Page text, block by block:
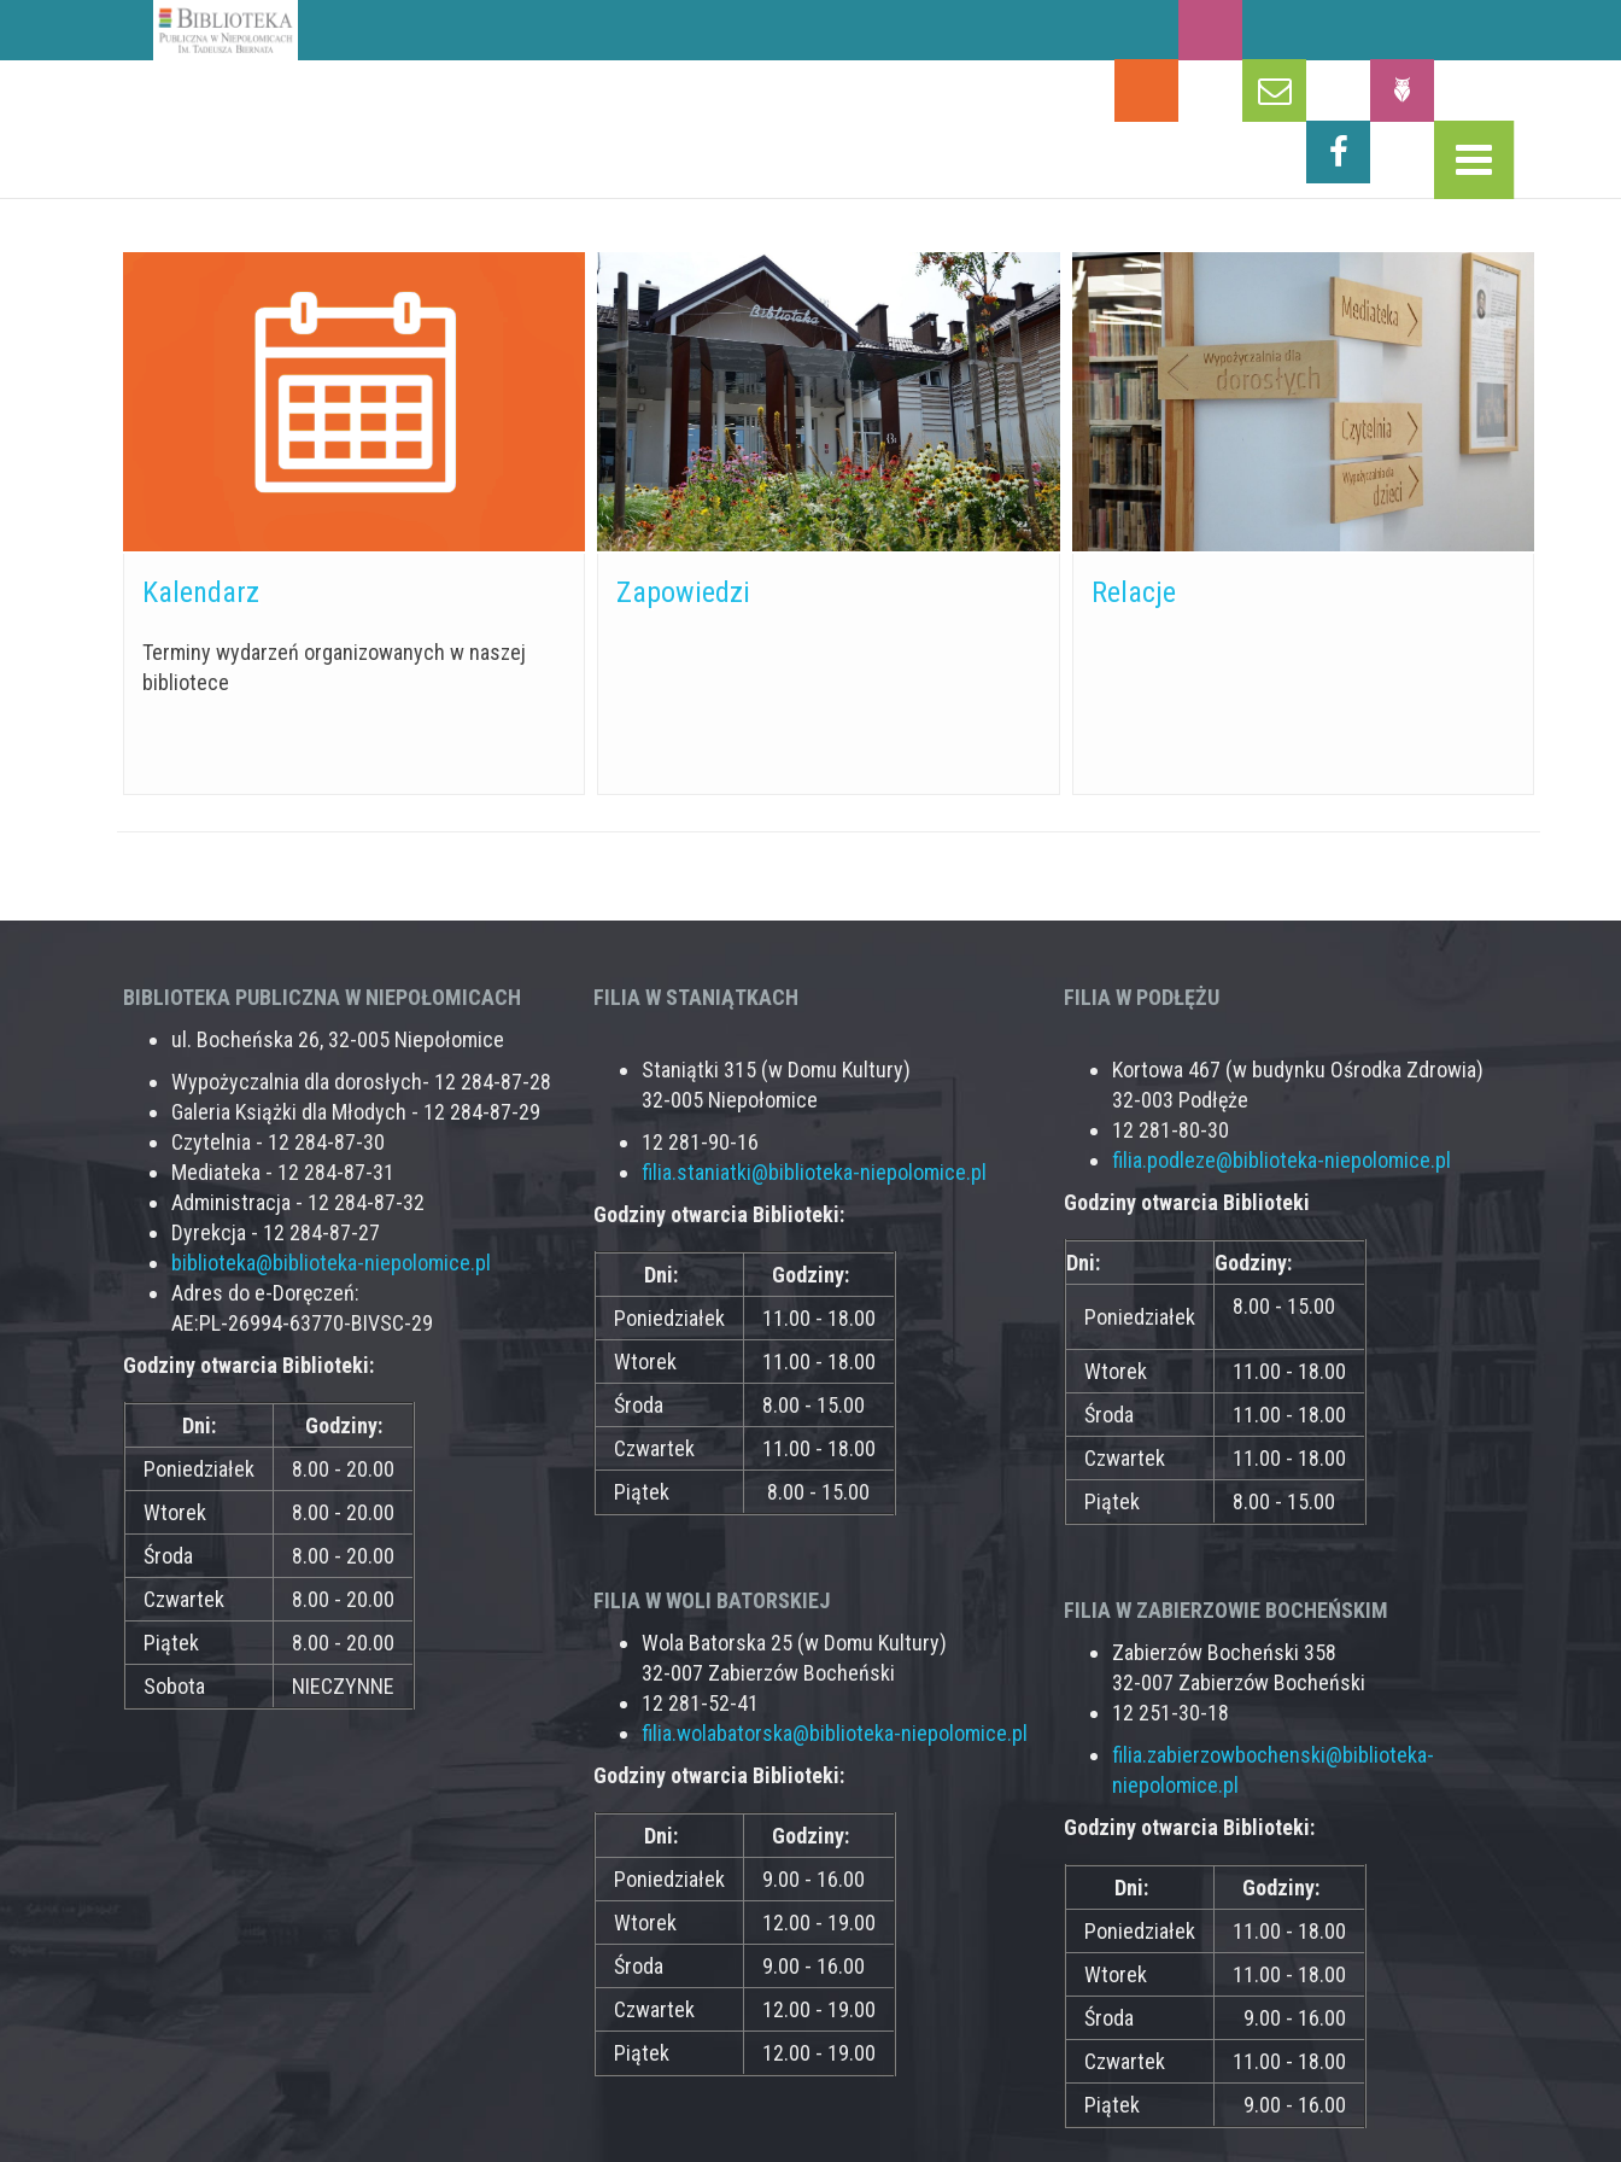
Kalendarz
Terminy wydarzeń organizowanych w naszej
bibliotece
Zapowiedzi Relacje
BIBLIOTEKA PUBLICZNA W NIEPOŁOMICACH
ul. Bocheńska 26, 32-005 Niepołomice
Wypożyczalnia dla dorosłych- 12 284-87-28
Galeria Książki dla Młodych - 12 284-87-29
Czytelnia - 12 284-87-30
Mediateka - 12 284-87-31
Administracja - 12 284-87-32
Dyrekcja - 12 284-87-27
biblioteka@biblioteka-niepolomice.pl
Adres do e-Doręczeń:
AE:PL-26994-63770-BIVSC-29
Godziny otwarcia Biblioteki:
Dni:
Godziny:
Poniedziałek
8.00 - 20.00
Wtorek
8.00 - 20.00
Środa
8.00 - 20.00
Czwartek
8.00 - 20.00
Piątek
8.00 - 20.00
Sobota
NIECZYNNE
FILIA W STANIĄTKACH
Staniątki 315 (w Domu Kultury)
32-005 Niepołomice
12 281-90-16
filia.staniatki@biblioteka-niepolomice.pl
Godziny otwarcia Biblioteki:
Dni:
Godziny:
Poniedziałek
11.00 - 18.00
Wtorek
11.00 - 18.00
Środa
8.00 - 15.00
Czwartek
11.00 - 18.00
Piątek
8.00 - 15.00
FILIA W WOLI BATORSKIEJ
Wola Batorska 25 (w Domu Kultury)
32-007 Zabierzów Bocheński
12 281-52-41
filia.wolabatorska@biblioteka-niepolomice.pl
Godziny otwarcia Biblioteki:
Dni:
Godziny:
Poniedziałek
9.00 - 16.00
Wtorek
12.00 - 19.00
Środa
9.00 - 16.00
Czwartek
12.00 - 19.00
Piątek
12.00 - 19.00
FILIA W PODŁĘŻU
Kortowa 467 (w budynku Ośrodka Zdrowia)
32-003 Podłęże
12 281-80-30
filia.podleze@biblioteka-niepolomice.pl
Godziny otwarcia Biblioteki
Dni: Godziny:
Poniedziałek 8.00 - 15.00
Wtorek
11.00 - 18.00
Środa
11.00 - 18.00
Czwartek
11.00 - 18.00
Piątek
8.00 - 15.00
FILIA W ZABIERZOWIE BOCHEŃSKIM
Zabierzów Bocheński 358
32-007 Zabierzów Bocheński
12 251-30-18
filia.zabierzowbochenski@biblioteka-
niepolomice.pl
Godziny otwarcia Biblioteki:
Dni:
Godziny:
Poniedziałek
11.00 - 18.00
Wtorek
11.00 - 18.00
Środa
9.00 - 16.00
Czwartek
11.00 - 18.00
Piątek
9.00 - 16.00